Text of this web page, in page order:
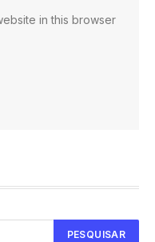
in this browser